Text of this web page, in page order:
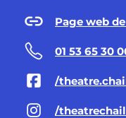
Page web
01 53 65 30
/
/